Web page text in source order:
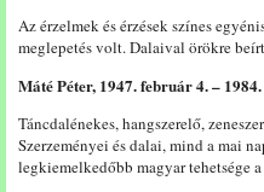
Az érzelmek és érzések színes
meglepetés volt. Dalaival örökre
Máté Péter, 1947. február 4. –
Táncdalénekes, hangszerelő,
Szerzeményei és dalai, mind a mai
legkiemelkedőbb magyar tehetsége